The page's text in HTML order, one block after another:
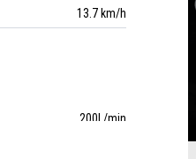
13.7 km/h
200L/min